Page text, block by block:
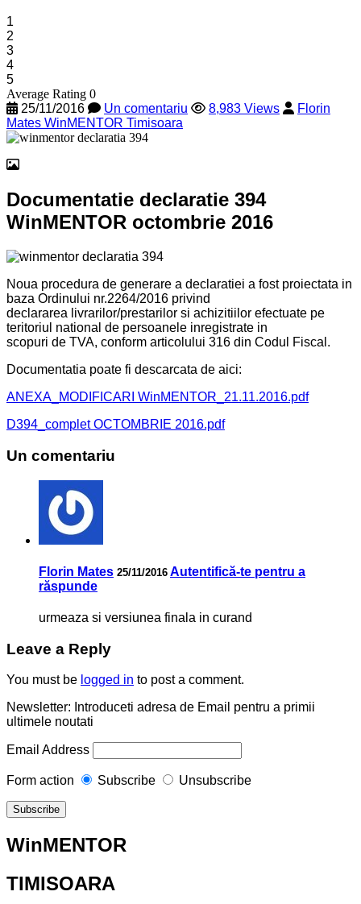
1
2
3
4
5
Average Rating 0
25/11/2016
Un comentariu 8,983 Views
Florin
Mates WinMENTOR Timisoara
Documentatie declaratie 394
WinMENTOR octombrie 2016
Noua procedura de generare a declaratiei a fost proiectata in
baza Ordinului nr.2264/2016 privind
declararea livrarilor/prestarilor si achizitiilor efectuate pe
teritoriul national de persoanele inregistrate in
scopuri de TVA, conform articolului 316 din Codul Fiscal.
Documentatia poate fi descarcata de aici:
ANEXA_MODIFICARI WinMENTOR_21.11.2016.pdf
D394_complet OCTOMBRIE 2016.pdf
Un comentariu
Florin Mates 25/11/2016 Autentifică-te pentru a
răspunde
urmeaza si versiunea finala in curand
Leave a Reply
You must be logged in to post a comment.
Newsletter: Introduceti adresa de Email pentru a primii
ultimele noutati
Email Address
Form action Subscribe Unsubscribe
WinMENTOR
TIMISOARA